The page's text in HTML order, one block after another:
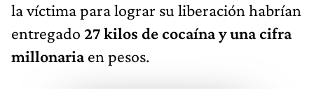
la víctima para lograr su liberación habrían
entregado 27 kilos de cocaína y una cifra
millonariaen pesos.